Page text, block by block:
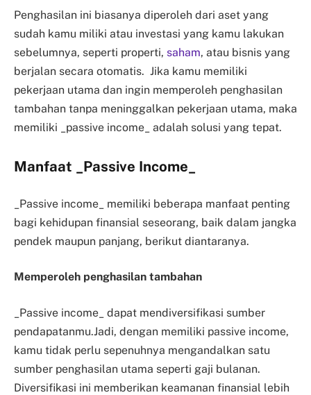
Penghasilan ini biasanya diperoleh dari aset yang
sudah kamu miliki atau investasi yang kamu lakukan
sebelumnya, seperti properti, saham, atau bisnis yang
berjalan secara otomatis. Jika kamu memiliki
pekerjaan utama dan ingin memperoleh penghasilan
tambahan tanpa meninggalkan pekerjaan utama, maka
memiliki _passive income_ adalah solusi yang tepat.
Manfaat _Passive Income_
_Passive income_ memiliki beberapa manfaat penting
bagi kehidupan finansial seseorang, baik dalam jangka
pendek maupun panjang, berikut diantaranya.
Memperoleh penghasilan tambahan
_Passive income_ dapat mendiversifikasi sumber
pendapatanmu.Jadi, dengan memiliki passive income,
kamu tidak perlu sepenuhnya mengandalkan satu
sumber penghasilan utama seperti gaji bulanan.
Diversifikasi ini memberikan keamanan finansial lebih